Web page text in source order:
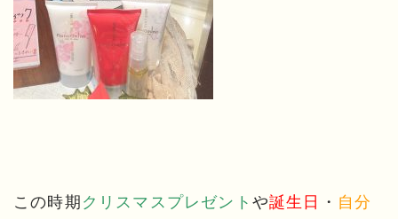
この時期クリスマスプレゼント や誕生日 ・ 自分